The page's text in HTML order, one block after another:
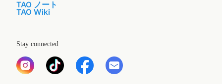
TAO ノート
TAO Wiki
Stay connected